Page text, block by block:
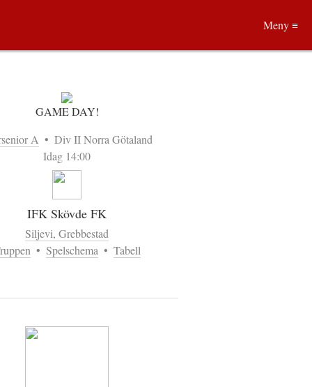
GAME DAY!
A • Div II Norra Götaland
Idag 14:00
IFK Skövde FK
Siljevi, Grebbestad
• Spelschema • Tabell
Meny ≡